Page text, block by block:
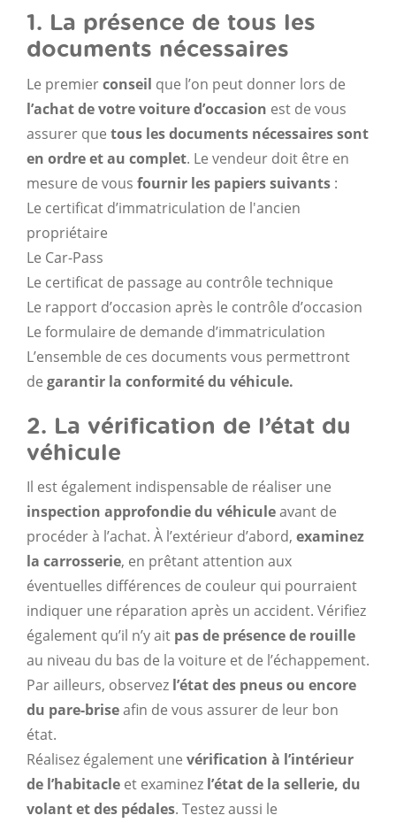
1. La présence de tous les
documents nécessaires
Le premierconseil que l’on peut donner lors de
l’achat de votre voiture d’occasion est de vous
assurer que tous les documents nécessaires sont
en ordre et au complet. Le vendeur doit être en
mesure de vous fournir les papiers suivants :
Le certificat d’immatriculation de l'ancien
propriétaire
Le Car-Pass
Le certificat de passage au contrôle technique
Le rapport d’occasion après le contrôle d’occasion
Le formulaire de demande d’immatriculation
L’ensemble de ces documents vous permettront
de garantir la conformité du véhicule.
2. La vérification de l’état du
véhicule
Il est également indispensable de réaliser une
inspection approfondie du véhiculeavant de
procéder à l’achat. À l’extérieur d’abord, examinez
la carrosserie, en prêtant attention aux
éventuelles différences de couleur qui pourraient
indiquer une réparation après un accident. Vérifiez
également qu’il n’y ait pas de présence de rouille
au niveau du bas de la voiture et de l’échappement.
Par ailleurs, observez l’état des pneus ou encore
du pare-briseafin de vous assurer de leur bon
état.
Réalisez également une vérification à l’intérieur
de l’habitacle et examinez l’état de la sellerie, du
volant et des pédales. Testez aussi le